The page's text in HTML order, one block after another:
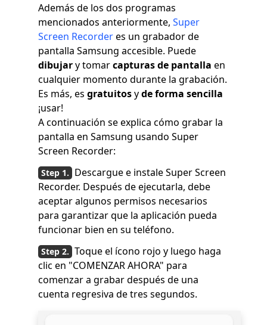
Además de los dos programas
mencionados anteriormente, Super
Screen Recorderes un grabador de
pantalla Samsung accesible. Puede
dibujary tomarcapturas de pantalla en
cualquier momento durante la grabación.
Es más, es gratuitosyde forma sencilla
¡usar!
A continuación se explica cómo grabar la
pantalla en Samsung usando Super
Screen Recorder:
Descargue e instale Super Screen
Recorder. Después de ejecutarla, debe
aceptar algunos permisos necesarios
para garantizar que la aplicación pueda
funcionar bien en su teléfono.
Toque el ícono rojo y luego haga
clic en "COMENZAR AHORA" para
comenzar a grabar después de una
cuenta regresiva de tres segundos.